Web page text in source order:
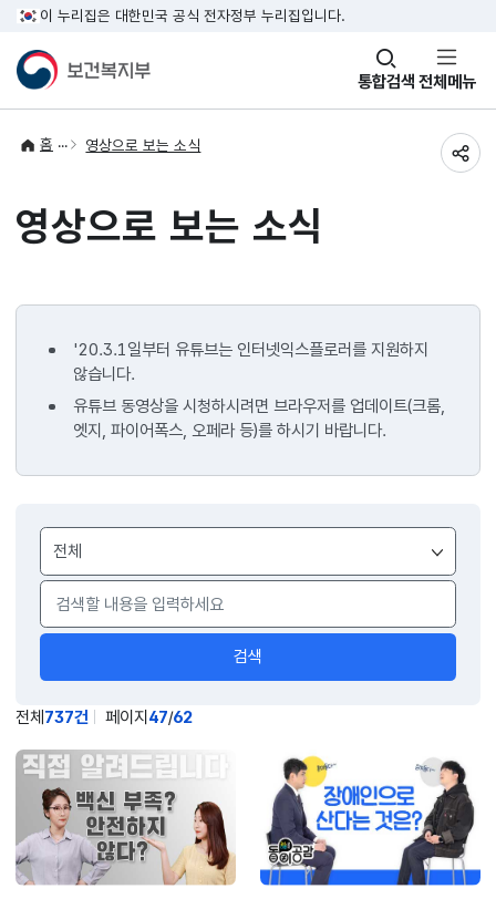
이 누리집은 대한민국 공식 전자정부 누리집입니다.
통합검색
창
열기 전체메뉴
홈 영상으로 보는 소식
영상으로 보는 소식
'20.3.1일부터 유튜브는 인터넷익스플로러를 지원하지
않습니다.
유튜브 동영상을 시청하시려면 브라우저를 업데이트(크롬,
엣지, 파이어폭스, 오페라 등)를 하시기 바랍니다.
검색
검색
전체737건 페이지47/62